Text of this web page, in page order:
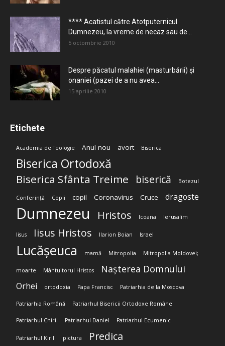
**** Acatistul către Atotputernicul
Dumnezeu, la vreme de necaz sau de...
5 octombrie 2010
Despre păcatul malahiei (masturbării) şi
onaniei (pazei de a nu avea...
15 aprilie 2010
Etichete
Academia de Teologie Anul nou avort Biserica
Biserica Ortodoxă
Biserica Sfânta Treime biserică Botezul
Conferință Copii copil Coronavirus Cruce dragoste
Dumnezeu Hristos Icoana Ierusalim
Iisus Iisus Hristos Ilarion Boian Israel
Lucășeuca mamă Mitropolia Mitropolia Moldovei;
moarte Mântuitorul Hristos Nașterea Domnului
Orhei ortodoxia Papa Francisc Patriarhia de la Moscova
Patriarhia Română Patriarhul Bisericii Ortodoxe Române
Patriarhul Chiril Patriarhul Daniel Patriarhul Ecumenic
Patriarhul Kirill pictura Predica